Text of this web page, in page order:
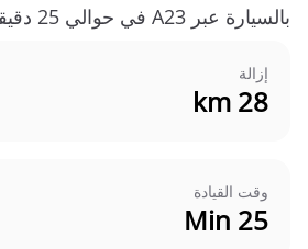
بالسيارة عبر A23 في حوالي 25 دقيقة.
إزالة
28 km
وقت القيادة
25 Min